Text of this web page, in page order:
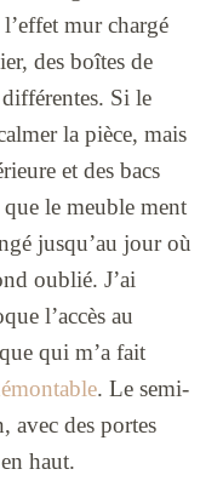
mur chargé
des boîtes de
Si le
la pièce, mais
et des bacs
le meuble ment
jusqu’au jour où
oublié. J’ai
l’accès au
qui m’a fait
. Le semi-
avec des portes
haut.